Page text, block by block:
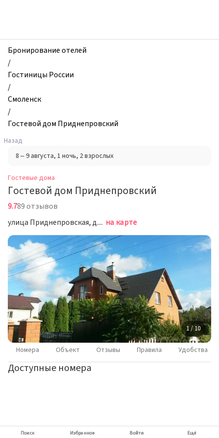
дома,
Гостевой
дом
Приднепровский,
Смоленск,
Россия
Бронирование отелей
/
Гостиницы России
/
Смоленск
/
Гостевой дом Приднепровский
Назад
8 – 9 августа, 1 ночь, 2 взрослых
Гостевые дома
Гостевой дом Приднепровский
9.789 отзывов
улица Приднепровская, д.12 А, Смоленск на карте
1 / 10
Номера Объект Отзывы Правила Удобства
Доступные номера
Поиск Избранное Войти Ещё